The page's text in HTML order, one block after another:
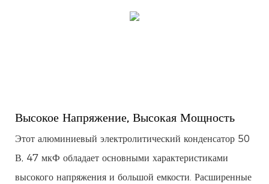
Высокое Напряжение, Высокая Мощность
Этот алюминиевый электролитический конденсатор 50
В, 47 мкФ обладает основными характеристиками
высокого напряжения и большой емкости. Расширенные